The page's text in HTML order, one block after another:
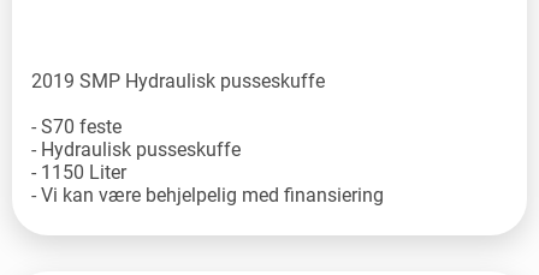
2019 SMP Hydraulisk pusseskuffe
- S70 feste
- Hydraulisk pusseskuffe
- 1150 Liter
- Vi kan være behjelpelig med finansiering